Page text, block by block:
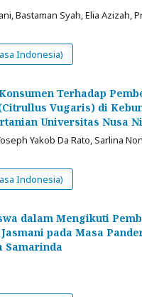
Bastaman Syah, Elia Azizah,
Indonesia)
Terhadap
Vugaris) di
Universitas Nusa
Yakob Da Rato, Sarlina
Indonesia)
dalam Mengikuti
pada Masa
Samarinda